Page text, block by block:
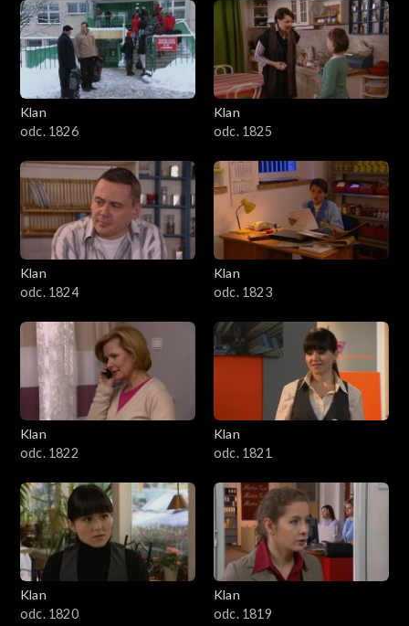
Klan
odc. 1826
Klan
odc. 1825
Klan
odc. 1824
Klan
odc. 1823
Klan
odc. 1822
Klan
odc. 1821
Klan
odc. 1820
Klan
odc. 1819